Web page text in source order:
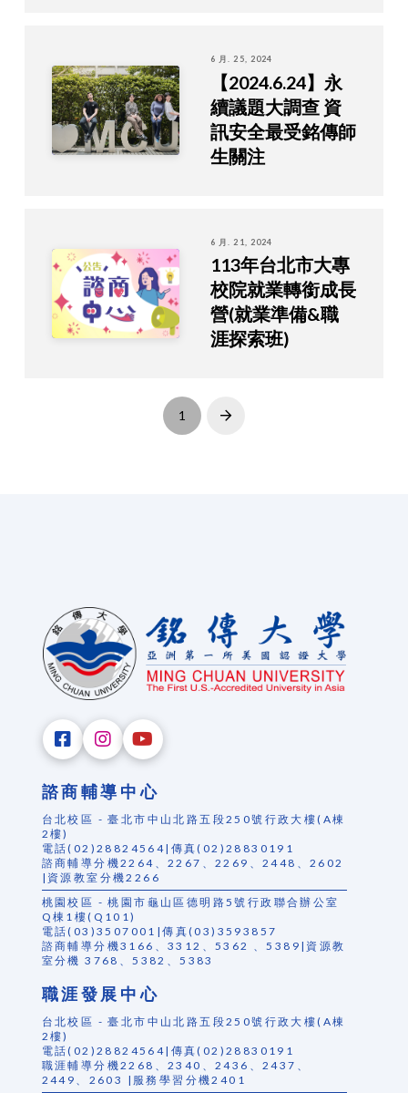
6 月. 25, 2024
【2024.6.24】永
續議題大調查 資
訊安全最受銘傳師
生關注
6 月. 21, 2024
113年台北市大專
校院就業轉銜成長
營(就業準備&職
涯探索班)
1 Next
諮商輔導中心
台北校區 - 臺北市中山北路五段250號行政大樓(A棟
2樓)
電話(02)28824564|傳真(02)28830191
諮商輔導分機2264、2267、2269、2448、2602
|資源教室分機2266
桃園校區 - 桃園市龜山區德明路5號行政聯合辦公室
Q棟1樓(Q101)
電話(03)3507001|傳真(03)3593857
諮商輔導分機3166、3312、5362 、5389|資源教
室分機 3768、5382、5383
職涯發展中心
台北校區 - 臺北市中山北路五段250號行政大樓(A棟
2樓)
電話(02)28824564|傳真(02)28830191
職涯輔導分機2268、2340、2436、2437、
2449、2603 |服務學習分機2401